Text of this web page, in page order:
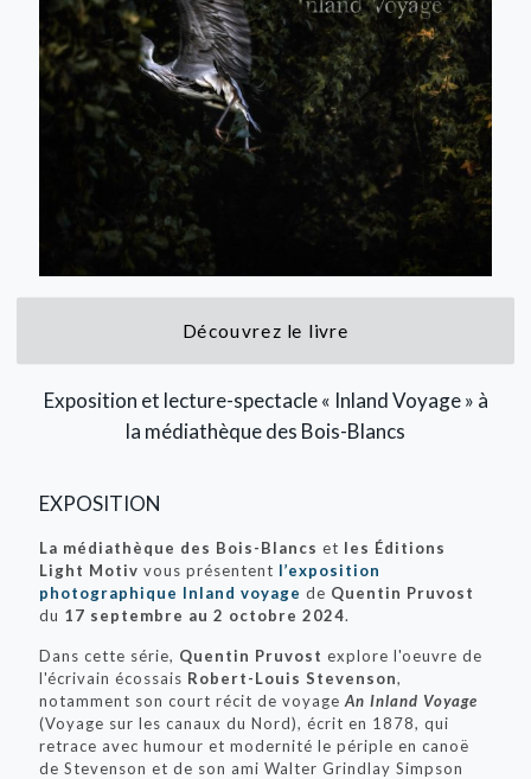
Découvrez le livre
Exposition et lecture-spectacle « Inland Voyage » à
la médiathèque des Bois-Blancs
EXPOSITION
La médiathèque des Bois-Blancs et les Éditions
Light Motiv vous présentent l’exposition
photographique Inland voyage de Quentin Pruvost
du 17 septembre au 2 octobre 2024.
Dans cette série, Quentin Pruvost explore l'oeuvre de
l'écrivain écossais Robert-Louis Stevenson,
notamment son court récit de voyage An Inland Voyage
(Voyage sur les canaux du Nord), écrit en 1878, qui
retrace avec humour et modernité le périple en canoë
de Stevenson et de son ami Walter Grindlay Simpson